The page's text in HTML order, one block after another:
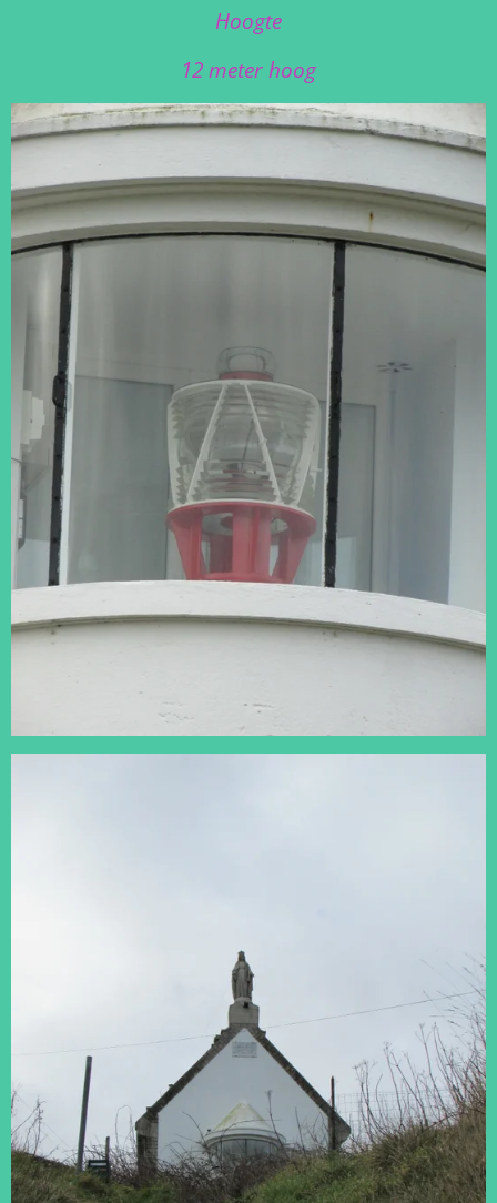
Hoogte
12 meter hoog